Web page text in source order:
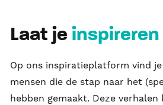
Laat je inspireren
Op ons inspiratieplatform vind
mensen die de stap naar het
hebben gemaakt. Deze verhalen